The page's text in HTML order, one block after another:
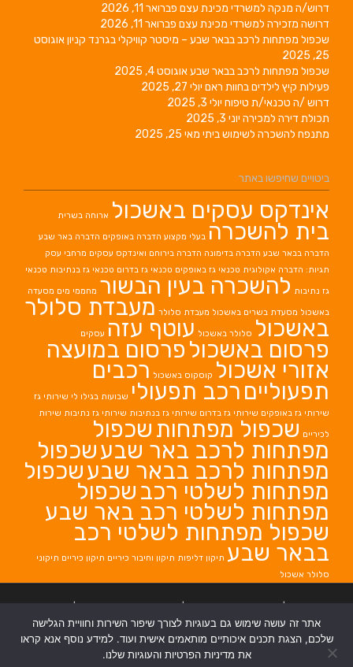
דרוש/ה מנקה למשרדי מכינת עצם פברואר 11, 2026
דרושה מזכירה למשרדי מכינת עצם פברואר 11, 2026
שכפול מפתחות לרכב בבאר שבע – מיסטר קוויקלי בגרנד קניוןאוגוסט
25, 2025
שכפול מפתחות לרכב בבאר שבעאוגוסט 4, 2025
פעילות קיץ לילדים בחוות ראם יולי 27, 2025
דרוש /ה טכנאי/ת טיפוח יולי 3, 2025
תכולת דירה למכירה יוני 3, 2025
מתנפח להשכרה לשימוש ביתי מאי 25, 2025
ביטויים שחיפשו באתר
אינדקס עסקים באשכול ארוחה בשרית
בית להשכרה בעלי מקצוע הדברה באופקים הדברה באר שבע
הדברה בבאר שבע הדברה בדימונה הדברה בירוחם ואינדקס עסקים מרחבי עסק
תגיות: הדברה אקולוגית טכנאי גז באופקים טכנאי גז בדרום טכנאי גז בנתיבות טכנאי
גז נתיבות להשכרה בעין הבשור מחממי מים מסעדה
באשכול מסעדת בשרים באשכול מעבדת סלולר מעבדת סלולר
באשכול סלולר באשכול עוטף עזה עסקים
פרסום באשכול פרסום במועצה
אזורי אשכול קוסקוס באשכול רכבים
תפעוליים רכב תפעולי שבועות בגילו לי שירותי גז
שירותי גז באופקים שירותי גז בדרום שירותי גז בנתיבות שירותי גז נתיבות שירות
לכיריים שכפול מפתחות שכפול
מפתחות לרכב באר שבעשכפול
מפתחות לרכב בבאר שבעשכפול
מפתחות לשלטי רכב שכפול
מפתחות לשלטי רכב באר שבע
שכפול מפתחות לשלטי רכב
בבאר שבע תיקון דליפות תיקון וחיבור כיריים תיקון כיריים תיקוני
סלולר אשכול
בבאר שבע |
אתר זה עושה שימוש גם בעוגיות לצורך שיפור השירות וחוויית הגלישה
שלכם, הצגת תכנים איכותיים מותאמים אישית ועוד. למידע נוסף אנא קראו
את מדיניות הפרטיות והעוגיות שלנו.